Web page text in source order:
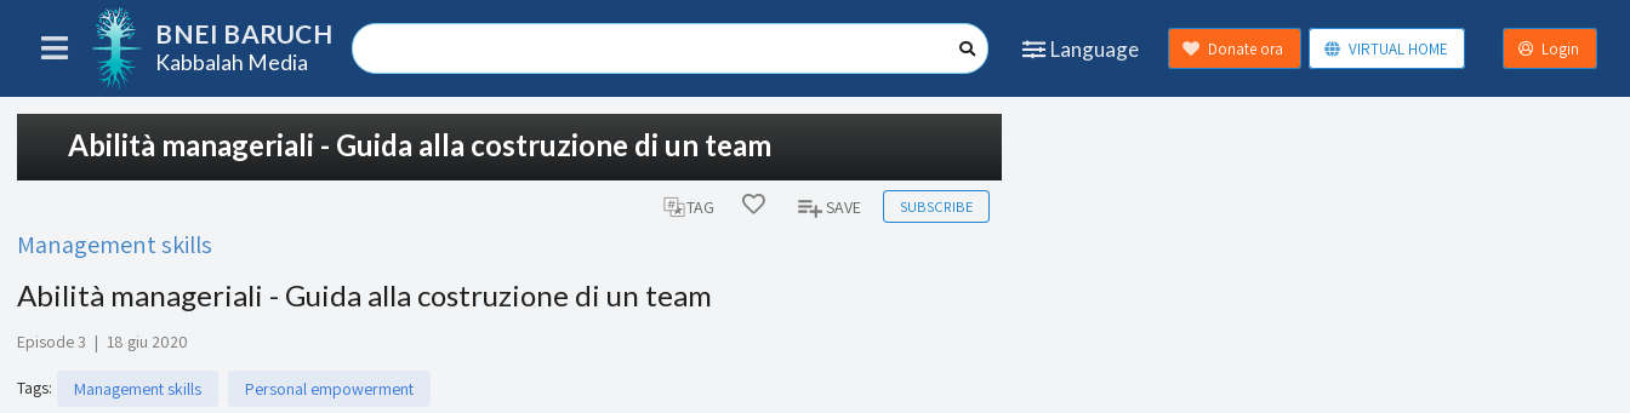
BNEI BARUCH
Kabbalah Media
Language Donate ora VIRTUAL HOME Login
Abilità manageriali - Guida alla costruzione di un team
TAG SAVE SUBSCRIBE
Management skills
Abilità manageriali - Guida alla costruzione di un team
Episode 3 | 18 giu 2020
Tags: Management skills Personal empowerment